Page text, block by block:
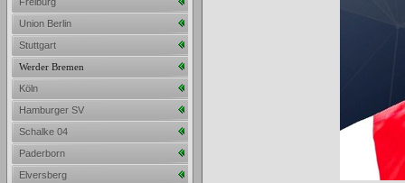
Union Berlin
Stuttgart
Werder Bremen
Köln
Hamburger SV
Schalke 04
Paderborn
Elversberg